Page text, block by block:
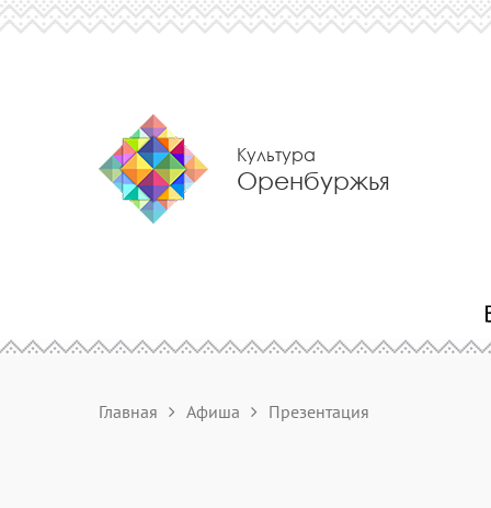
Культура
Оренбуржья
Главная Афиша Презентация